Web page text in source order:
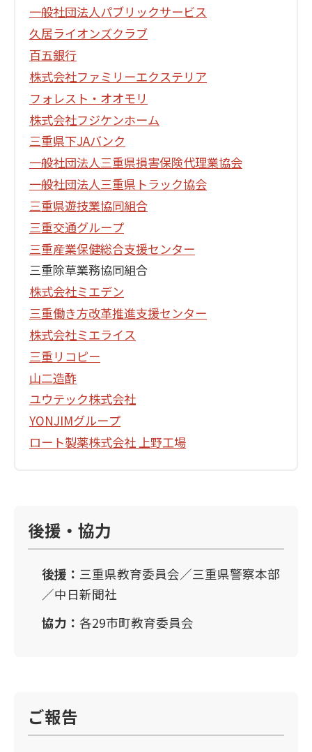
一般社団法人パブリックサービス
久居ライオンズクラブ
百五銀行
株式会社ファミリーエクステリア
フォレスト・オオモリ
株式会社フジケンホーム
三重県下JAバンク
一般社団法人三重県損害保険代理業協会
一般社団法人三重県トラック協会
三重県遊技業協同組合
三重交通グループ
三重産業保健総合支援センター
三重除草業務協同組合
株式会社ミエデン
三重働き方改革推進支援センター
株式会社ミエライス
三重リコピー
山二造酢
ユウテック株式会社
YONJIMグループ
ロート製薬株式会社 上野工場
後援・協力
後援： 三重県教育委員会／三重県警察本部
／中日新聞社
協力： 各29市町教育委員会
ご報告